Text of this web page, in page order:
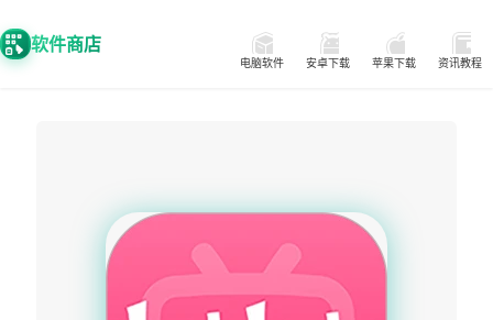
软件商店
电脑软件 安卓下载 苹果下载 资讯教程